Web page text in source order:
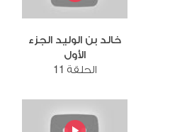
خالد بن الوليد الجزء
الأول
الحلقة 11